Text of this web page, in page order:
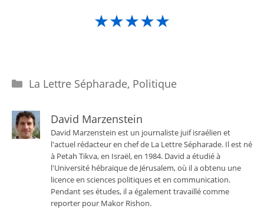
★★★★★
Catégories
La Lettre Sépharade, Politique
David Marzenstein
David Marzenstein est un journaliste juif israélien et
l'actuel rédacteur en chef de La Lettre Sépharade. Il est né
à Petah Tikva, en Israël, en 1984. David a étudié à
l'Université hébraïque de Jérusalem, où il a obtenu une
licence en sciences politiques et en communication.
Pendant ses études, il a également travaillé comme
reporter pour Makor Rishon.